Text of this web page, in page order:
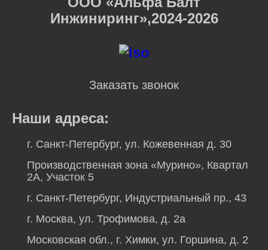
Инжиниринг»,2024-2026
Заказать звонок
Наши адреса:
г. Санкт-Петербург, ул. Кожевенная д. 30
Производственная зона «Мурино», Квартал
2А, Участок 5
г. Санкт-Петербург, Индустриальный пр., 43
г. Москва, ул. Трофимова, д. 2а
Московская обл., г. Химки, ул. Горшина, д. 2